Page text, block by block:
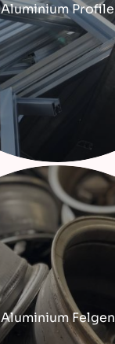
Aluminium Profile
Aluminium Felgen